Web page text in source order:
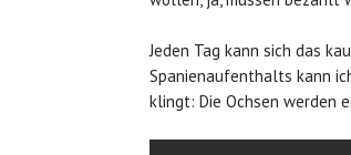
Jeden Tag kann sich das
Spanienaufenthalts kann
klingt: Die Ochsen werden